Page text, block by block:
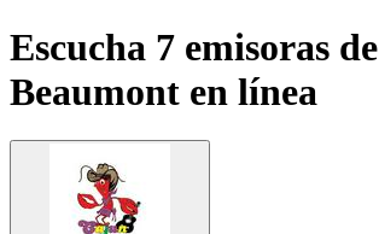
Escucha 7 emisoras de
Beaumont en línea